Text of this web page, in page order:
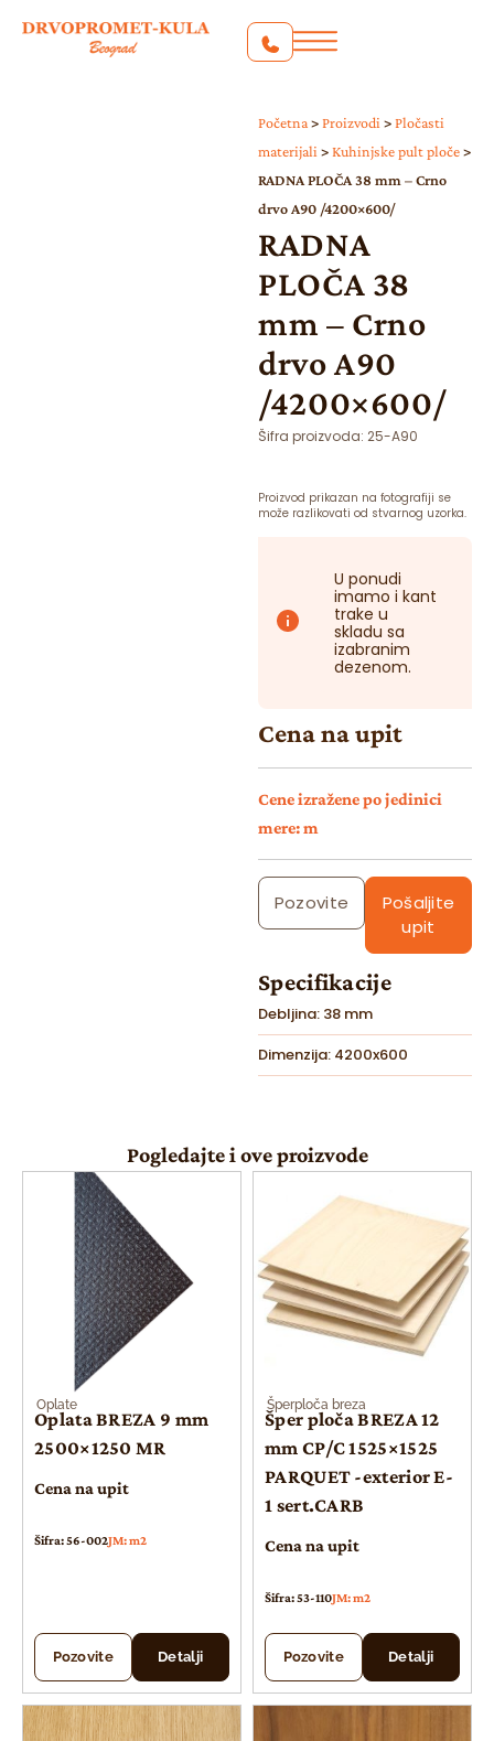
Početna > Proizvodi > Pločasti
materijali > Kuhinjske pult ploče >
RADNA PLOČA 38 mm – Crno
drvo A90 /4200×600/
RADNA
PLOČA 38
mm – Crno
drvo A90
/4200×600/
Šifra proizvoda: 25-A90
Proizvod prikazan na fotografiji se
može razlikovati od stvarnog uzorka.
U ponudi
imamo i kant
trake u
skladu sa
izabranim
dezenom.
Cena na upit
Cene izražene po jedinici
mere: m
Pozovite
Pošaljite
upit
Specifikacije
Debljina: 38 mm
Dimenzija: 4200x600
Pogledajte i ove proizvode
Oplate
Oplata BREZA 9 mm
2500×1250 MR
Cena na upit
Šifra: 56-002JM: m2
Pozovite Detalji
Šperploča breza
Šper ploča BREZA 12
mm CP/C 1525×1525
PARQUET -exterior E-
1 sert.CARB
Cena na upit
Šifra: 53-110JM: m2
Pozovite Detalji